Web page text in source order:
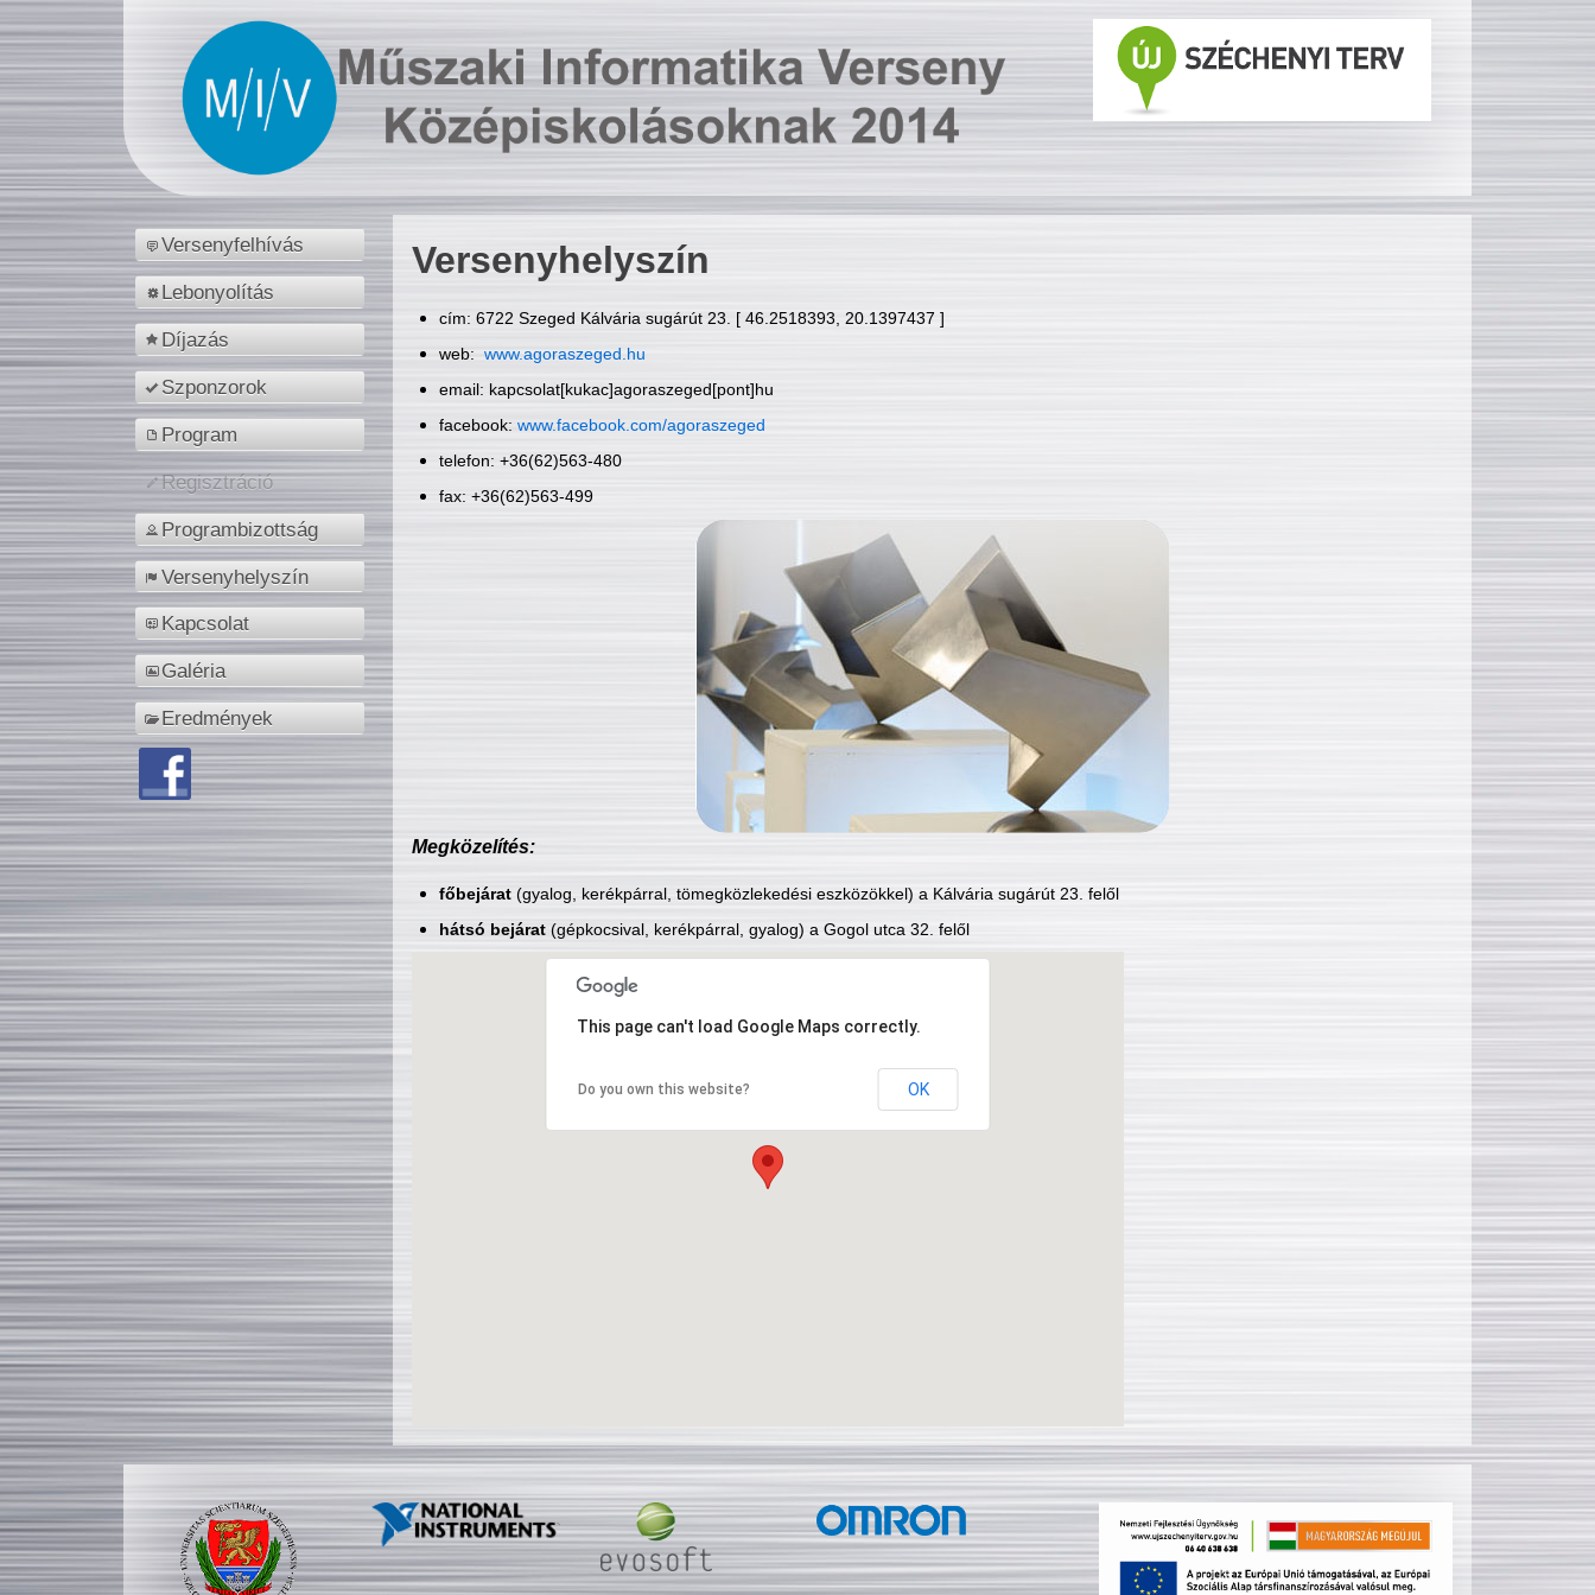
Versenyfelhívás
Lebonyolítás
Díjazás
Szponzorok
Program
Regisztráció
Programbizottság
Versenyhelyszín
Kapcsolat
Galéria
Eredmények
Versenyhelyszín
cím: 6722 Szeged Kálvária sugárút 23. [ 46.2518393, 20.1397437 ]
web: www.agoraszeged.hu
email: kapcsolat[kukac]agoraszeged[pont]hu
facebook: www.facebook.com/agoraszeged
telefon: +36(62)563-480
fax: +36(62)563-499
Megközelítés:
főbejárat(gyalog, kerékpárral, tömegközlekedési eszközökkel) a Kálvária sugárút 23. felől
hátsó bejárat(gépkocsival, kerékpárral, gyalog) a Gogol utca 32. felől
This page can't load Google Maps correctly.
Do you own this website? OK